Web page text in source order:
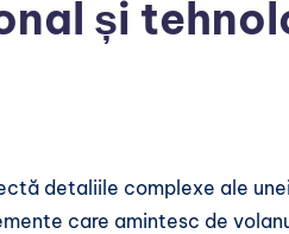
și
detaliile complexe ale
care amintesc de